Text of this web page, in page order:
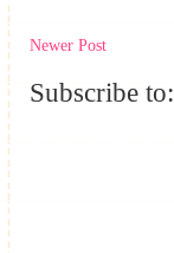
Newer Post
Subscribe to: